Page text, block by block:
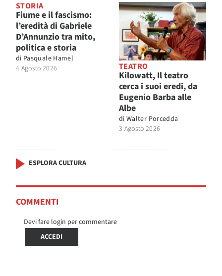
STORIA
Fiume e il fascismo:
l’eredità di Gabriele
D’Annunzio tra mito,
politica e storia
di Pasquale Hamel
4 Agosto 2026
TEATRO
Kilowatt, Il teatro
cerca i suoi eredi, da
Eugenio Barba alle
Albe
di Walter Porcedda
3 Agosto 2026
ESPLORA CULTURA
COMMENTI
Devi fare login per commentare
ACCEDI